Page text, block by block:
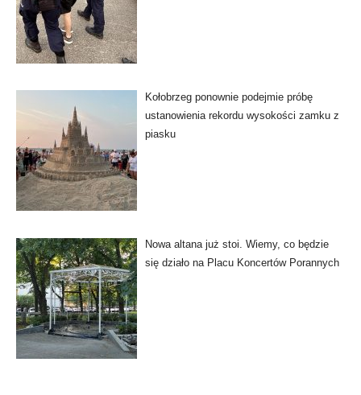
Kołobrzeg ponownie podejmie próbę
ustanowienia rekordu wysokości zamku z
piasku
Nowa altana już stoi. Wiemy, co będzie
się działo na Placu Koncertów Porannych